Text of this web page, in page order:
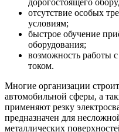
дорогостоящего
отсутствие особых
условиям;
быстрое обучение
оборудования;
возможность работы
током.
Многие организации
автомобильной сферы, а
применяют резку
предназначен для
металлических